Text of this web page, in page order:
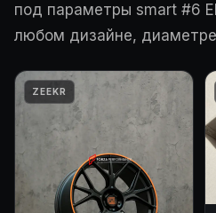
под параметры smart #6
любом дизайне,
ZEEKR